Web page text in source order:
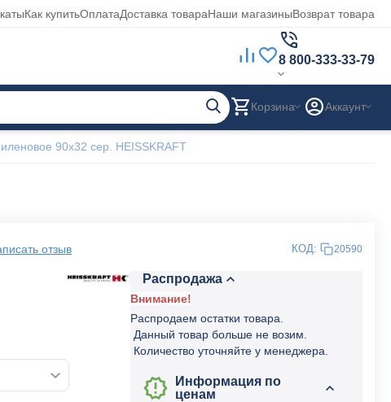
Как купитьОплатаДоставка товараНаши магазиныВозврат товара
8 800-333-33-79
Корзина Аккаунт
90x32 сер. HEISSKRAFT
отзыв КОД: 20590
Распродажа
Внимание!
Распродаем остатки товара.
Данный товар больше не возим.
Количество уточняйте у менеджера.
Информация по
ценам